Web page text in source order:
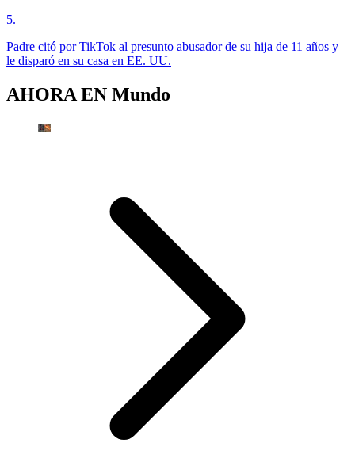
5.
Padre citó por TikTok al presunto abusador de su hija de 11 años y
le disparó en su casa en EE. UU.
AHORA EN Mundo